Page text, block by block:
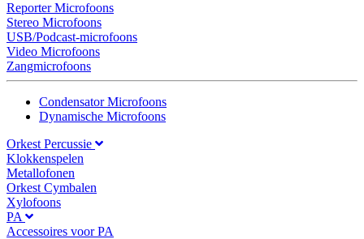
Reporter Microfoons
Stereo Microfoons
USB/Podcast-microfoons
Video Microfoons
Zangmicrofoons
Condensator Microfoons
Dynamische Microfoons
Orkest Percussie
Klokkenspelen
Metallofonen
Orkest Cymbalen
Xylofoons
PA
Accessoires voor PA